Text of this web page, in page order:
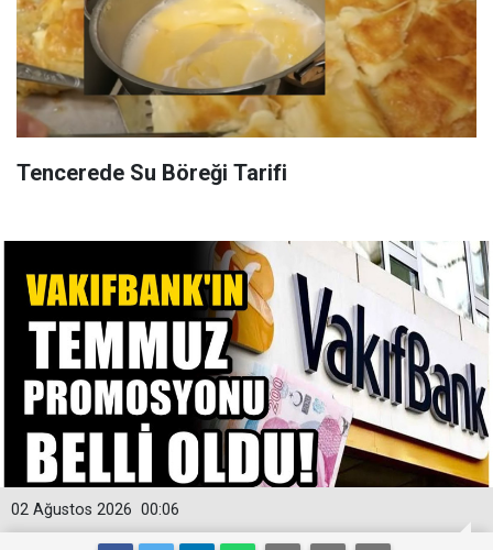
Tencerede Su Böreği Tarifi
00:06
02 Ağustos 2026